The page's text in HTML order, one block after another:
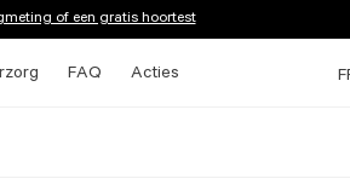
of een gratis hoortest
FAQ Acties